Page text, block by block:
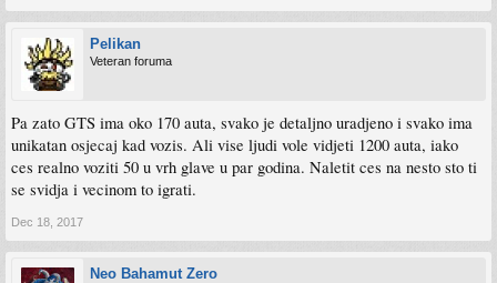
Pelikan
Veteran foruma
Pa zato GTS ima oko 170 auta, svako je detaljno uradjeno i svako ima
unikatan osjecaj kad vozis. Ali vise ljudi vole vidjeti 1200 auta, iako
ces realno voziti 50 u vrh glave u par godina. Naletit ces na nesto sto ti
se svidja i vecinom to igrati.
Dec 18, 2017
Neo Bahamut Zero